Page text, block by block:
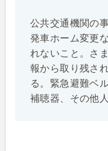
公共交通機関の
発車ホーム変更
れないこと。さ
報から取り残さ
る。緊急避難ベ
補聴器、その他